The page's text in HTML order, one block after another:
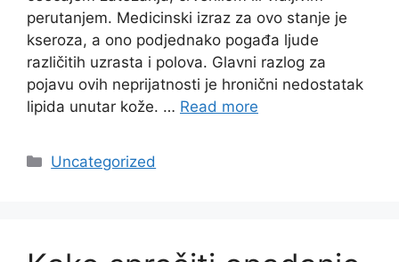
perutanjem. Medicinski izraz za ovo stanje je
kseroza, a ono podjednako pogađa ljude
različitih uzrasta i polova. Glavni razlog za
pojavu ovih neprijatnosti je hronični nedostatak
lipida unutar kože. … Read more
Categories
Uncategorized